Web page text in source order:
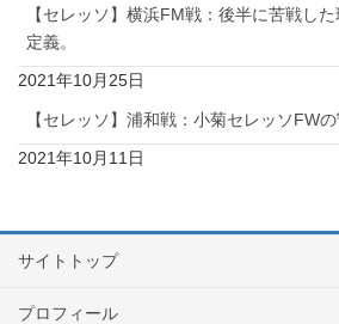
【セレッソ】横浜FM戦：後半に苦戦し
定義。
2021年10月25日
【セレッソ】浦和戦：小菊セレッソFW
2021年10月11日
サイトトップ
プロフィール